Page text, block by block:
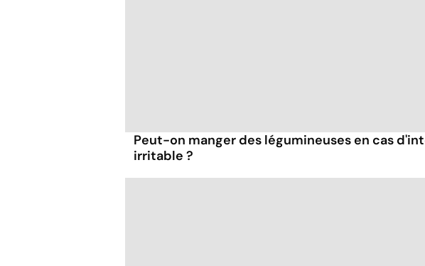
Peut-on manger des légumineuses en cas
irritable ?